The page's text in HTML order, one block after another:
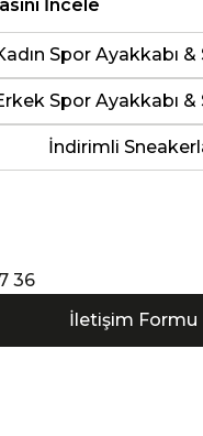
İncele
Spor Ayakkabı
Spor Ayakkabı &
İndirimli
36
İletişim Formu